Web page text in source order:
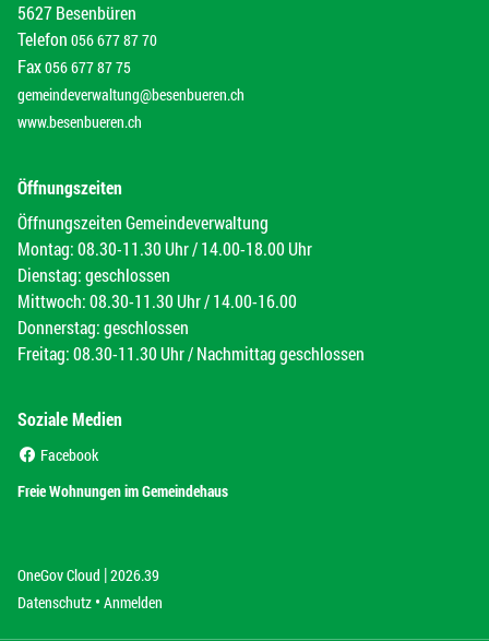
5627 Besenbüren
Telefon 056 677 87 70
Fax056 677 87 75
gemeindeverwaltung@besenbueren.ch
www.besenbueren.ch
Öffnungszeiten
Öffnungszeiten Gemeindeverwaltung
Montag: 08.30-11.30 Uhr / 14.00-18.00 Uhr
Dienstag: geschlossen
Mittwoch: 08.30-11.30 Uhr / 14.00-16.00
Donnerstag: geschlossen
Freitag: 08.30-11.30 Uhr / Nachmittag geschlossen
Soziale Medien
Facebook
Freie Wohnungen im Gemeindehaus
OneGov Cloud (External Link)
|2026.39
Datenschutz (External Link)
Anmelden